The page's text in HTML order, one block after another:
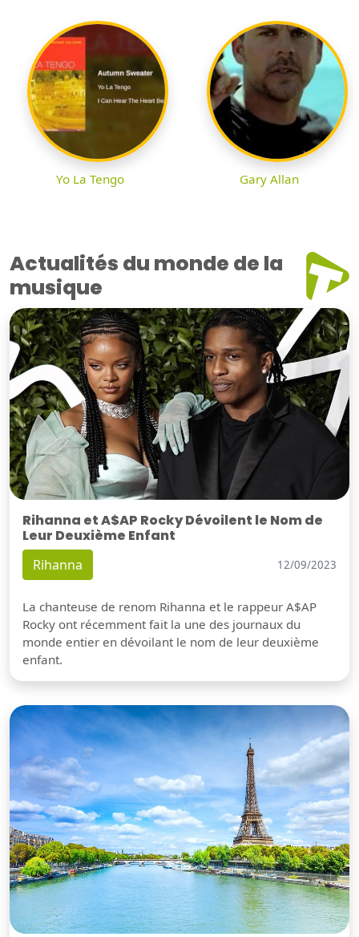
Yo La Tengo Gary Allan
Actualités du monde de la
musique
Rihanna et A$AP Rocky Dévoilent le Nom de
Leur Deuxième Enfant
Rihanna 12/09/2023
La chanteuse de renom Rihanna et le rappeur A$AP
Rocky ont récemment fait la une des journaux du
monde entier en dévoilant le nom de leur deuxième
enfant.